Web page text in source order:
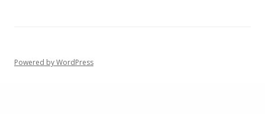
Powered by WordPress